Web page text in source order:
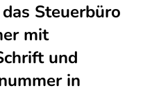
Steuerbüro
mit
und
in